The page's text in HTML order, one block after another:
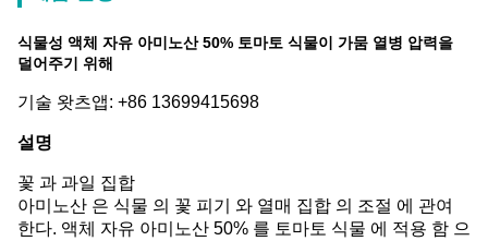
식물성 액체 자유 아미노산 50% 토마토 식물이 가뭄 열병 압력을
덜어주기 위해
기술 왓츠앱: +86 13699415698
설명
꽃 과 과일 집합
아미노산 은 식물 의 꽃 피기 와 열매 집합 의 조절 에 관여
한다. 액체 자유 아미노산 50% 를 토마토 식물 에 적용 함 으